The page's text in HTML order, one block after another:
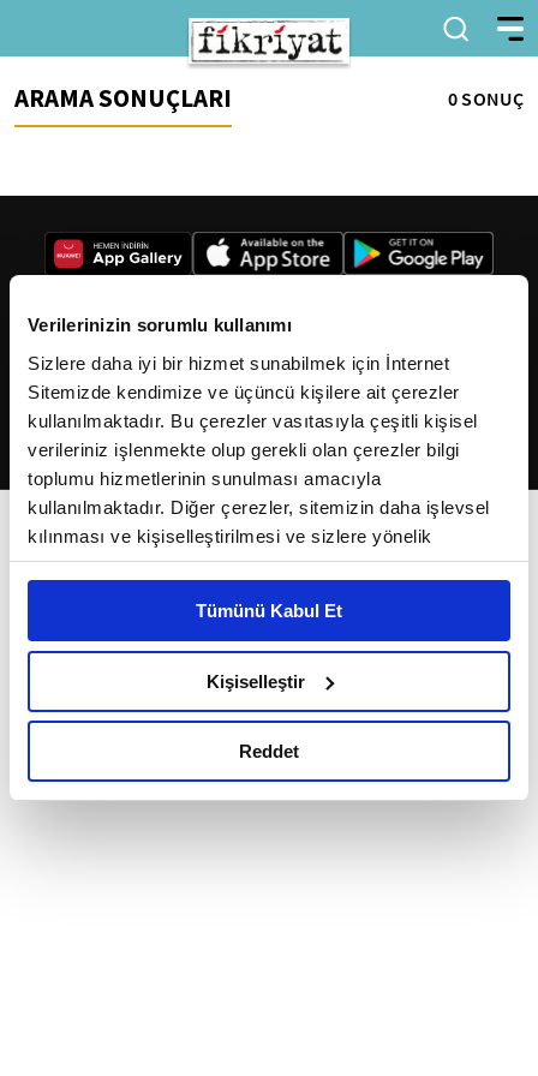
Verilerinizin sorumlu kullanımı
Sizlere daha iyi bir hizmet sunabilmek için İnternet
Sitemizde kendimize ve üçüncü kişilere ait çerezler
kullanılmaktadır. Bu çerezler vasıtasıyla çeşitli kişisel
verileriniz işlenmekte olup gerekli olan çerezler bilgi
toplumu hizmetlerinin sunulması amacıyla
kullanılmaktadır. Diğer çerezler, sitemizin daha işlevsel
kılınması ve kişiselleştirilmesi ve sizlere yönelik
reklam/pazarlama faaliyetlerinin yapılması, amaçlarıyla
Çerezlere ilişkin tercihlerinizi çerez paneli vasıtasıyla
belirleyebilirsiniz. Çerezlere ilişkin detaylı bilgi için
Ayarlar butonuna tıklayabilir,Çerez Bilgilendirme
Metnimizi ziyaret edebilirsiniz.
okumak ve sitemizi ziyaretiniz kapsamında
Tümünü Kabul Et
Kişiselleştir
Reddet
ARAMA SONUÇLARI 0 SONUÇ
2026Fikriyat. Tüm hakları saklıdır.